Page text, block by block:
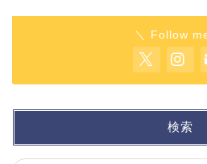
＼ Follow
検索